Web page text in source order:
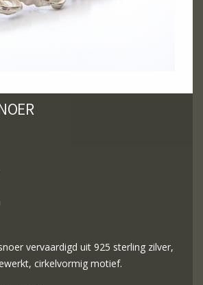
vervaardigd uit 925 sterling zilver,
cirkelvormig motief.